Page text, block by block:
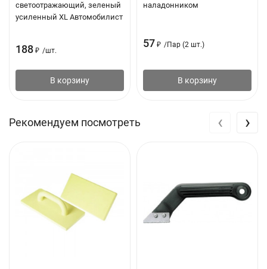
светоотражающий, зеленый
усиленный XL Автомобилист
188 ₽ /шт.
В корзину
наладонником
57 ₽ /Пар (2 шт.)
В корзину
Рекомендуем посмотреть ‹ ›